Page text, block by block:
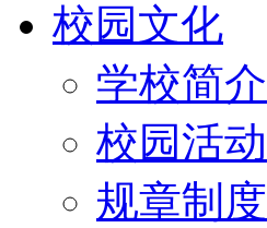
校园文化
学校简介
校园活动
规章制度